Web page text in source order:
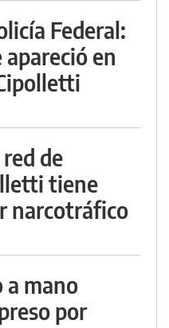
Federal:
en
de
tiene
narcotráfico
a mano
por